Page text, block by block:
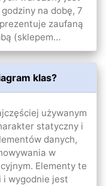
na dobę, 7
zaufaną
(sklepem…
klas?
używanym
statyczny i
danych,
w
Elementy te
i wygodnie jest